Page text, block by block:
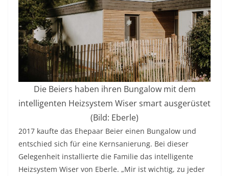
Die Beiers haben ihren Bungalow mit dem
intelligenten Heizsystem Wiser smart ausgerüstet
(Bild: Eberle)
2017 kaufte das Ehepaar Beier einen Bungalow und
entschied sich für eine Kernsanierung. Bei dieser
Gelegenheit installierte die Familie das intelligente
Heizsystem Wiser von Eberle. „Mir ist wichtig, zu jeder